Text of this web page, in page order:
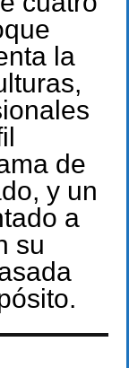
la
de
y un
a
su